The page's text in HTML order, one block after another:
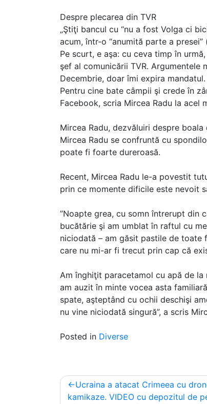
Despre plecarea din TVR
„Ştiţi bancul cu “nu a fost Volga ci
acum, într-o “anumită parte a
Pe scurt, e aşa: cu ceva timp în
şef al comunicării TVR. Argumentele
Decembrie, doar îmi expira
Pentru cine bate câmpii şi crede în
Facebook, scria Mircea Radu la acel
Mircea Radu, dezvăluiri despre boala
Mircea Radu se confruntă cu
poate fi foarte dureroasă.
Recent, Mircea Radu le-a povestit
prin ce momente dificile este nevoit
”Noapte grea, cu somn întrerupt din
bucătărie şi am umblat în raftul cu
niciodată – am găsit pastile de toate
care nu mi-ar fi trecut prin cap că
Am înghiţit paracetamol cu apă de
am auzit în minte vocea asta
spate, aşteptând cu ochii deschişi
nu vine niciodată singură”, a scris
Posted in Diverse
Post
navigation
Ucraina a atacat Crimeea cu
kamikaze. VIDEO cu depozitul de